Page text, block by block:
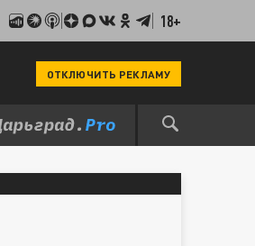
18+
ОТКЛЮЧИТЬ РЕКЛАМУ